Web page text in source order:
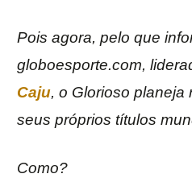
Pois agora, pelo que
globoesporte.com,
Caju, o Glorioso planeja
seus próprios títulos
Como?